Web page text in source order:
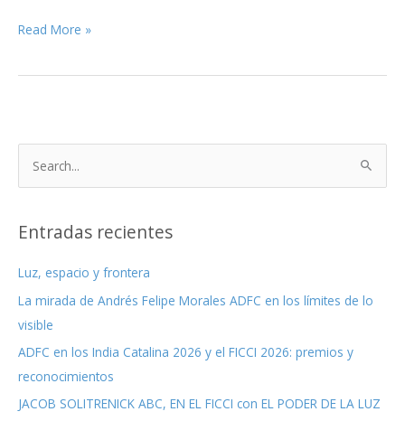
EXPONIENDO:
Read More »
c
r
p
o
r
:
Entradas recientes
Luz, espacio y frontera
La mirada de Andrés Felipe Morales ADFC en los límites de lo
visible
ADFC en los India Catalina 2026 y el FICCI 2026: premios y
reconocimientos
JACOB SOLITRENICK ABC, EN EL FICCI con EL PODER DE LA LUZ